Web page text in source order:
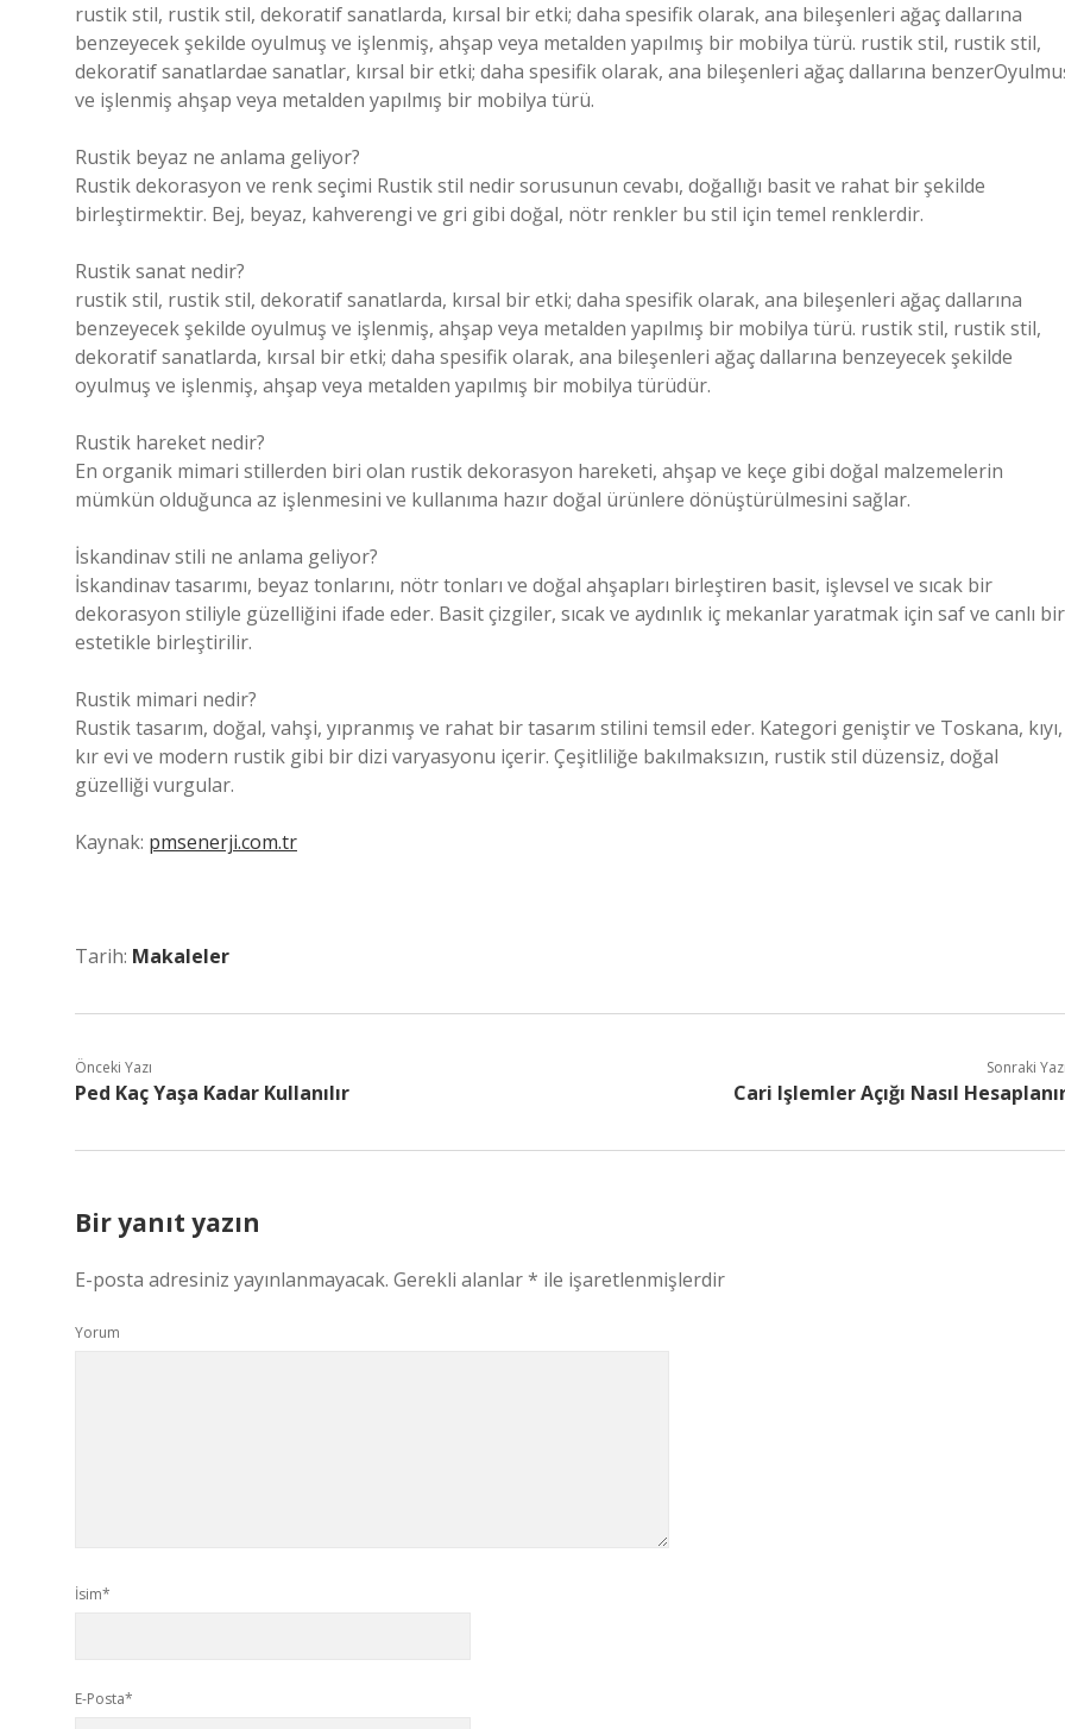
rustik stil, rustik stil, dekoratif sanatlarda, kırsal bir etki; daha spesifik olarak, ana bileşenleri ağaç dallarına
benzeyecek şekilde oyulmuş ve işlenmiş, ahşap veya metalden yapılmış bir mobilya türü. rustik stil, rustik stil,
dekoratif sanatlardae sanatlar, kırsal bir etki; daha spesifik olarak, ana bileşenleri ağaç dallarına
ve işlenmiş ahşap veya metalden yapılmış bir mobilya türü.
Rustik beyaz ne anlama geliyor?
Rustik dekorasyon ve renk seçimi Rustik stil nedir sorusunun cevabı, doğallığı basit ve rahat bir şekilde
birleştirmektir. Bej, beyaz, kahverengi ve gri gibi doğal, nötr renkler bu stil için temel renklerdir.
Rustik sanat nedir?
rustik stil, rustik stil, dekoratif sanatlarda, kırsal bir etki; daha spesifik olarak, ana bileşenleri ağaç dallarına
benzeyecek şekilde oyulmuş ve işlenmiş, ahşap veya metalden yapılmış bir mobilya türü. rustik stil, rustik stil,
dekoratif sanatlarda, kırsal bir etki; daha spesifik olarak, ana bileşenleri ağaç dallarına benzeyecek şekilde
oyulmuş ve işlenmiş, ahşap veya metalden yapılmış bir mobilya türüdür.
Rustik hareket nedir?
En organik mimari stillerden biri olan rustik dekorasyon hareketi, ahşap ve keçe gibi doğal malzemelerin
mümkün olduğunca az işlenmesini ve kullanıma hazır doğal ürünlere dönüştürülmesini sağlar.
İskandinav stili ne anlama geliyor?
İskandinav tasarımı, beyaz tonlarını, nötr tonları ve doğal ahşapları birleştiren basit, işlevsel ve sıcak bir
dekorasyon stiliyle güzelliğini ifade eder. Basit çizgiler, sıcak ve aydınlık iç mekanlar yaratmak için saf ve canlı bir
estetikle birleştirilir.
Rustik mimari nedir?
Rustik tasarım, doğal, vahşi, yıpranmış ve rahat bir tasarım stilini temsil eder. Kategori geniştir ve Toskana, kıyı,
kır evi ve modern rustik gibi bir dizi varyasyonu içerir. Çeşitliliğe bakılmaksızın, rustik stil düzensiz, doğal
güzelliği vurgular.
Kaynak: pmsenerji.com.tr
Tarih: Makaleler
Önceki Yazı
Ped Kaç Yaşa Kadar Kullanılır
Sonraki
Cari Işlemler Açığı Nasıl
Bir yanıt yazın
E-posta adresiniz yayınlanmayacak. Gerekli alanlar* ile işaretlenmişlerdir
Yorum
İsim*
E-Posta*